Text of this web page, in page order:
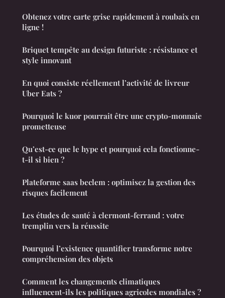
Obtenez votre carte grise rapidement à roubaix en
ligne !
Briquet tempête au design futuriste : résistance et
style innovant
En quoi consiste réellement l’activité de livreur
Uber Eats ?
Pourquoi le kuor pourrait être une crypto-monnaie
prometteuse
Qu’est-ce que le hype et pourquoi cela fonctionne-
t-il si bien ?
Plateforme saas beclem : optimisez la gestion des
risques facilement
Les études de santé à clermont-ferrand : votre
tremplin vers la réussite
Pourquoi l’existence quantifier transforme notre
compréhension des objets
Comment les changements climatiques
influencent-ils les politiques agricoles mondiales ?